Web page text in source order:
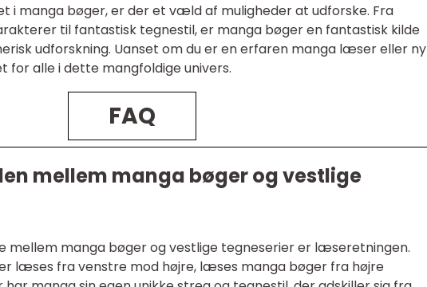
i manga bøger, er der et væld af muligheder at udforske. Fra
til fantastisk tegnestil, er manga bøger en fantastisk kilde
udforskning. Uanset om du er en erfaren manga læser eller ny
for alle i dette mangfoldige univers.
FAQ
mellem manga bøger og vestlige
mellem manga bøger og vestlige tegneserier er læseretningen.
læses fra venstre mod højre, læses manga bøger fra højre